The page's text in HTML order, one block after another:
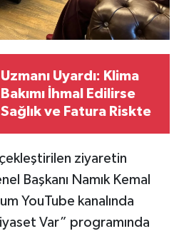
Uzmanı Uyardı: Klima
Bakımı İhmal Edilirse
Sağlık ve Fatura Riskte
ziyaretin
Başkanı Namık Kemal
YouTube kanalında
Var” programında